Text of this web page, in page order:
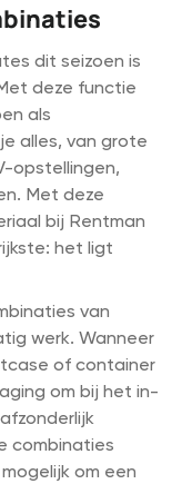
dit seizoen is
deze functie
als
alles, van grote
opstellingen,
Met deze
bij Rentman
het ligt
van
werk. Wanneer
of container
om bij het in-
combinaties
om een